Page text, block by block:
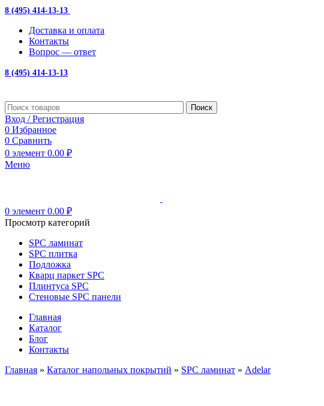
8 (495) 414-13-13
Доставка и оплата
Контакты
Вопрос — ответ
8 (495) 414-13-13
Поиск
Вход / Регистрация
0 Избранное
0 Сравнить
0 элемент 0.00 ₽
Меню
0 элемент 0.00 ₽
Просмотр категорий
SPC ламинат
SPC плитка
Подложка
Кварц паркет SPC
Плинтуса SPC
Стеновые SPC панели
Главная
Каталог
Блог
Контакты
Главная » Каталог напольных покрытий » SPC ламинат » Adelar